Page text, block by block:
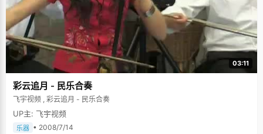
03:11
彩云追月 - 民乐合奏
飞宇视频 , 彩云追月 - 民乐合奏
UP主: 飞宇视频
乐器 • 2008/7/14